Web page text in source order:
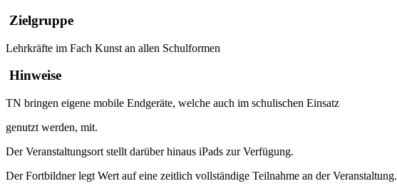
Zielgruppe
Lehrkräfte im Fach Kunst an allen Schulformen
Hinweise
TN bringen eigene mobile Endgeräte, welche auch im schulischen Einsatz
genutzt werden, mit.
Der Veranstaltungsort stellt darüber hinaus iPads zur Verfügung.
Der Fortbildner legt Wert auf eine zeitlich vollständige Teilnahme an der Veranstaltung.